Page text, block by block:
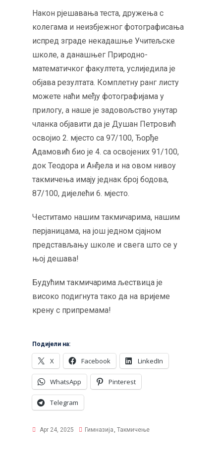
Након рјешавања теста, дружења с
колегама и неизбјежног фотографисања
испред зграде некадашње Учитељске
школе, а данашњег Природно-
математичког факултета, услиједила је
објава резултата. Комплетну ранг листу
можете наћи међу фотографијама у
прилогу, а наше је задовољство унутар
чланка објавити да је Душан Петровић
освојио 2. мјесто са 97/100, Ђорђе
Адамовић био је 4. са освојених 91/100,
док Теодора и Анђела и на овом нивоу
такмичења имају једнак број бодова,
87/100, дијелећи 6. мјесто.
Честитамо нашим такмичарима, нашим
перјаницама, на још једном сјајном
представљању школе и свега што се у
њој дешава!
Будућим такмичарима љествица је
високо подигнута тако да на вријеме
крену с припремама!
Подијели на:
X Facebook LinkedIn
WhatsApp Pinterest
Telegram
Apr 24, 2025 Гимназија , Такмичење